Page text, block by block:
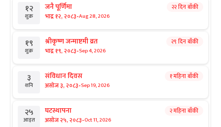
१२
शुक्र
जनै पूर्णिमा
भाद्र १२, २०८३-Aug 28, 2026
२२ दिन बाँकी
१९
शुक्र
श्रीकृष्ण जन्माष्टमी व्रत
भाद्र १९, २०८३-Sep 4, 2026
२९ दिन बाँकी
३
शनि
संविधान दिवस
असोज ३, २०८३-Sep 19, 2026
१ महिना बाँकी
२५
आइत
घटस्थापना
असोज २५, २०८३-Oct 11, 2026
२ महिना बाँकी